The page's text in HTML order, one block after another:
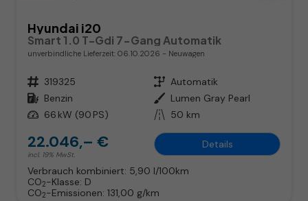
Hyundai i20
Smart 1.0 T-Gdi 7-Gang Automatik
unverbindliche Lieferzeit: 06.10.2026 Neuwagen
Fahrzeugnr. 319325 Getriebe Automatik
Kraftstoff Benzin Außenfarbe Lumen Gray Pearl
Leistung 66 kW (90 PS) Kilometerstand 50 km
22.046,– €
incl. 19% MwSt.
Details
Verbrauch kombiniert: 5,90 l/100km
CO2-Klasse: D
CO2-Emissionen: 131,00 g/km